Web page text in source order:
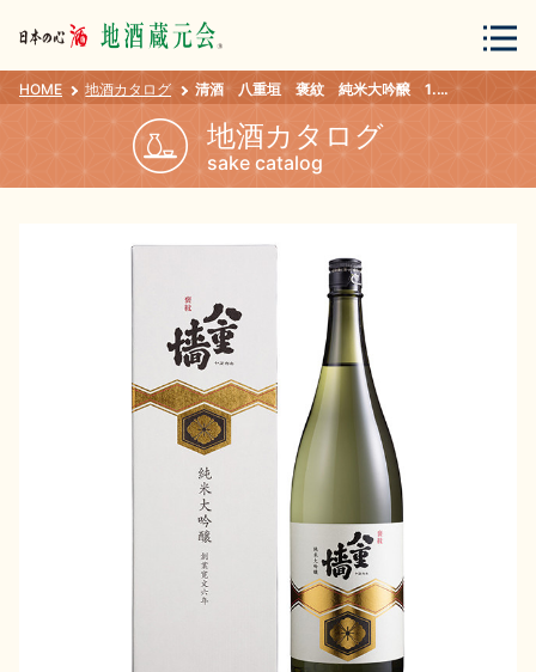
会員登録 ログイン
地酒カタログ
地酒解体新書
HOME 地酒カタログ 清酒 八重垣 褒紋 純米大吟醸 1.8L
地酒カタログ
sake catalog